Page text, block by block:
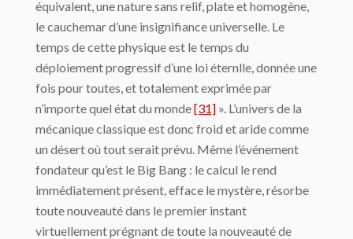
équivalent, une nature sans relif, plate et homogène,
le cauchemar d’une insignifiance universelle. Le
temps de cette physique est le temps du
déploiement progressif d’une loi éternlle, donnée une
fois pour toutes, et totalement exprimée par
n’importe quel état du monde[31] ». L’univers de la
mécanique classique est donc froid et aride comme
un désert où tout serait prévu. Même l’événe­ment
fondateur qu’est le Big Bang : le calcul le rend
immédiatement présent, efface le mystère, résorbe
toute nouveauté dans le premier instant
virtuellement prégnant de toute la nouveauté de